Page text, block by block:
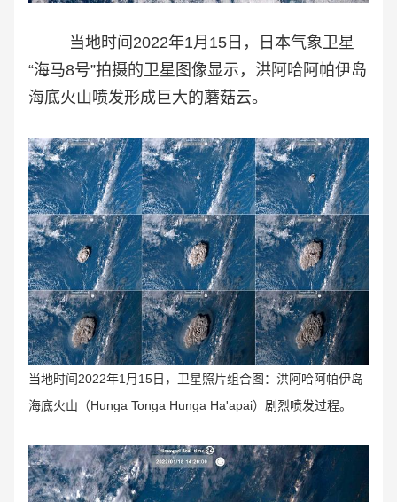
当地时间2022年1月15日，日本气象卫星
“海马8号”拍摄的卫星图像显示，洪阿哈阿帕伊岛
海底火山喷发形成巨大的蘑菇云。
当地时间2022年1月15日，卫星照片组合图：洪阿哈阿帕伊岛
海底火山（Hunga Tonga Hunga Ha'apai）剧烈喷发过程。